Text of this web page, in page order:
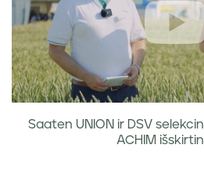
Saaten UNION ir DSV
ACHIM